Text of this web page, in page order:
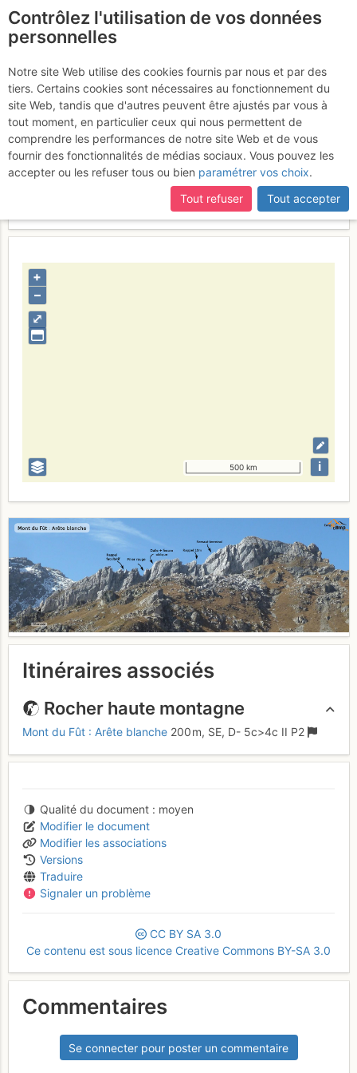
Arête blanche du Fût
Activités
Contributeur
L. Besson
Type d'image (licence)
collaboratif (CC by-sa)
1351091881_1774831678.svg
⤢
+
–
500 km i
Itinéraires associés
Rocher haute montagne
Mont du Fût : Arête blanche 200 m, SE, D- 5c>4c II P2
Qualité du document
moyen
Modifier le document
Modifier les associations
Versions
Traduire
Signaler un problème
CC BY SA 3.0
Ce contenu est sous licence Creative Commons BY-SA 3.0
Commentaires
Se connecter pour poster un commentaire
Contrôlez l'utilisation de vos données
personnelles
Notre site Web utilise des cookies fournis par nous et par des
tiers. Certains cookies sont nécessaires au fonctionnement du
site Web, tandis que d'autres peuvent être ajustés par vous à
tout moment, en particulier ceux qui nous permettent de
comprendre les performances de notre site Web et de vous
fournir des fonctionnalités de médias sociaux. Vous pouvez les
accepter ou les refuser tous ou bien paramétrer vos choix.
Tout refuser
Tout accepter